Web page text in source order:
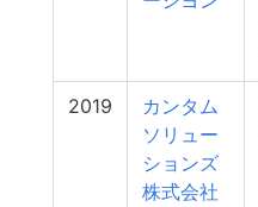
2019
カンタム
ソリュー
ションズ
株式会社